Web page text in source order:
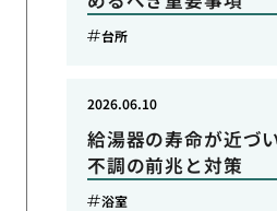
台所
給湯器の寿命が近づ
不調の前兆と対策
2026.06.10
浴室